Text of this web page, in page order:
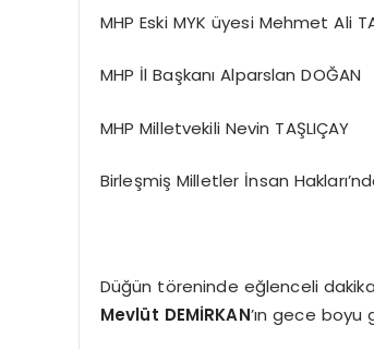
MHP Eski MYK üyesi Mehmet Ali
MHP İl Başkanı Alparslan DOĞAN
MHP Milletvekili Nevin TAŞLIÇAY
Birleşmiş Milletler İnsan
Düğün töreninde eğlenceli
Mevlüt DEMİRKAN’ın gece boyu